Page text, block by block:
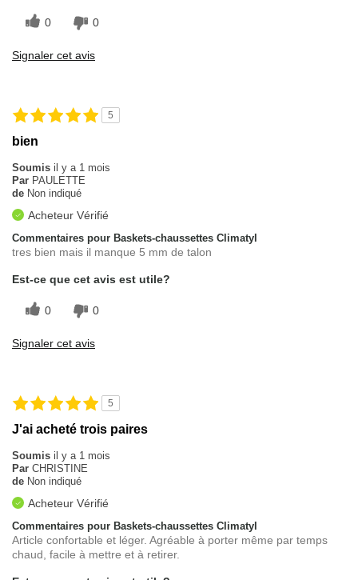
0 0
Signaler cet avis
5
bien
Soumis il y a 1 mois
Par PAULETTE
de Non indiqué
Acheteur Vérifié
Commentaires pour Baskets-chaussettes Climatyl
tres bien mais il manque 5 mm de talon
Est-ce que cet avis est utile?
0 0
Signaler cet avis
5
J'ai acheté trois paires
Soumis il y a 1 mois
Par CHRISTINE
de Non indiqué
Acheteur Vérifié
Commentaires pour Baskets-chaussettes Climatyl
Article confortable et léger. Agréable à porter même par temps
chaud, facile à mettre et à retirer.